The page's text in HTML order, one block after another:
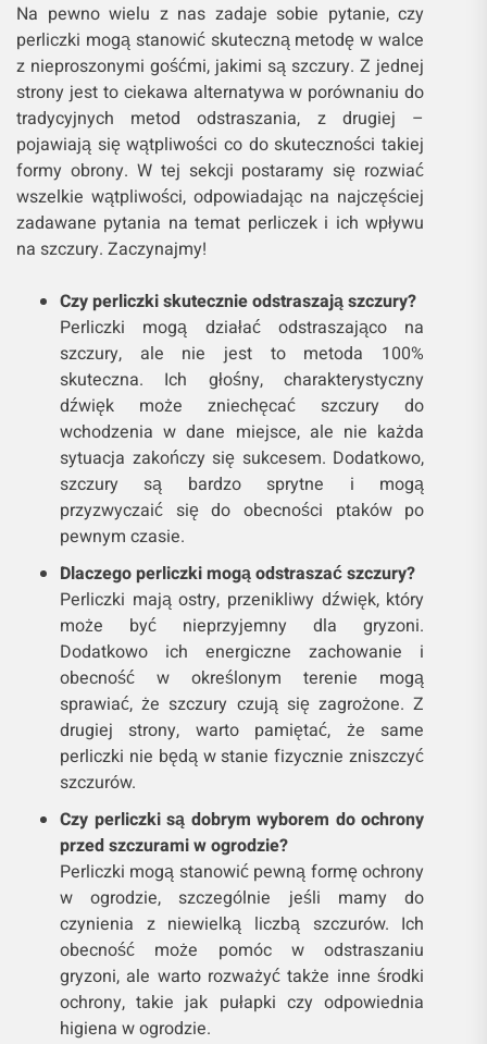
Na pewno wielu z nas zadaje sobie pytanie, czy
perliczki mogą stanowić skuteczną metodę w walce
z nieproszonymi gośćmi, jakimi są szczury. Z jednej
strony jest to ciekawa alternatywa w porównaniu do
tradycyjnych metod odstraszania, z drugiej –
pojawiają się wątpliwości co do skuteczności takiej
formy obrony. W tej sekcji postaramy się rozwiać
wszelkie wątpliwości, odpowiadając na najczęściej
zadawane pytania na temat perliczek i ich wpływu
na szczury. Zaczynajmy!
Czy perliczki skutecznie odstraszają szczury?
Perliczki mogą działać odstraszająco na
szczury, ale nie jest to metoda 100%
skuteczna. Ich głośny, charakterystyczny
dźwięk może zniechęcać szczury do
wchodzenia w dane miejsce, ale nie każda
sytuacja zakończy się sukcesem. Dodatkowo,
szczury są bardzo sprytne i mogą
przyzwyczaić się do obecności ptaków po
pewnym czasie.
Dlaczego perliczki mogą odstraszać szczury?
Perliczki mają ostry, przenikliwy dźwięk, który
może być nieprzyjemny dla gryzoni.
Dodatkowo ich energiczne zachowanie i
obecność w określonym terenie mogą
sprawiać, że szczury czują się zagrożone. Z
drugiej strony, warto pamiętać, że same
perliczki nie będą w stanie fizycznie zniszczyć
szczurów.
Czy perliczki są dobrym wyborem do ochrony
przed szczurami w ogrodzie?
Perliczki mogą stanowić pewną formę ochrony
w ogrodzie, szczególnie jeśli mamy do
czynienia z niewielką liczbą szczurów. Ich
obecność może pomóc w odstraszaniu
gryzoni, ale warto rozważyć także inne środki
ochrony, takie jak pułapki czy odpowiednia
higiena w ogrodzie.